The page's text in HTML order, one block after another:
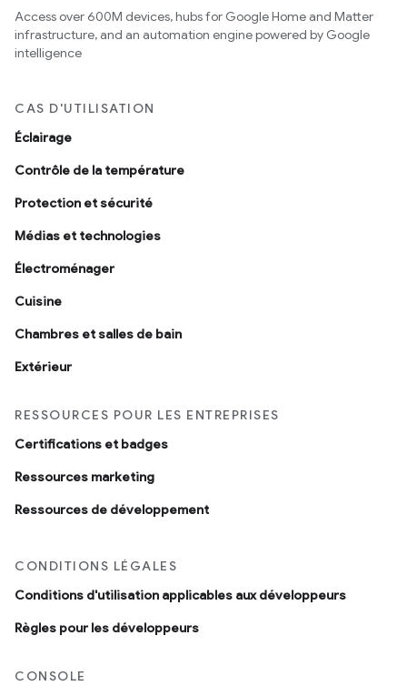
Access over 600M devices, hubs for Google Home and Matter
infrastructure, and an automation engine powered by Google
intelligence
CAS D'UTILISATION
Éclairage
Contrôle de la température
Protection et sécurité
Médias et technologies
Électroménager
Cuisine
Chambres et salles de bain
Extérieur
RESSOURCES POUR LES ENTREPRISES
Certifications et badges
Ressources marketing
Ressources de développement
CONDITIONS LÉGALES
Conditions d'utilisation applicables aux développeurs
Règles pour les développeurs
CONSOLE